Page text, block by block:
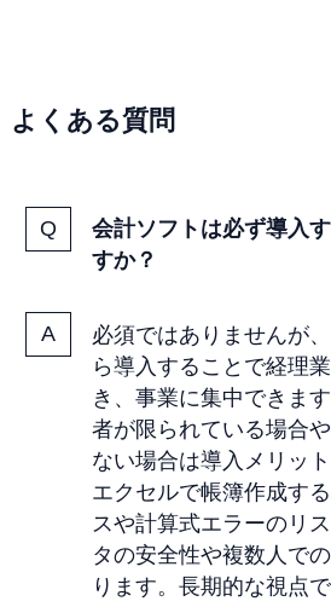
よくある質問
会計ソフトは必ず導入
すか？
必須ではありませんが
ら導入することで経理
き、事業に集中できま
者が限られている場合
ない場合は導入メリッ
エクセルで帳簿作成す
スや計算式エラーのリ
タの安全性や複数人で
ります。長期的な視点